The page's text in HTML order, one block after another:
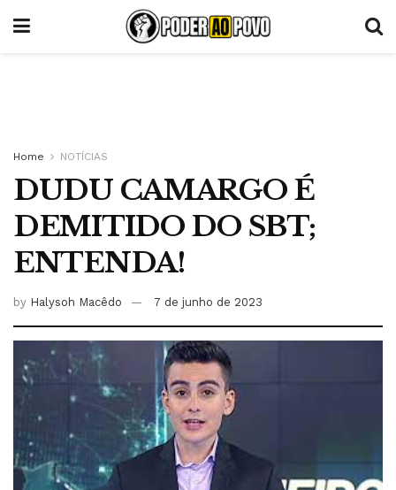
Home NOTÍCIAS
DUDU CAMARGO É
DEMITIDO DO SBT;
ENTENDA!
by Halysoh Macêdo 7 de junho de 2023